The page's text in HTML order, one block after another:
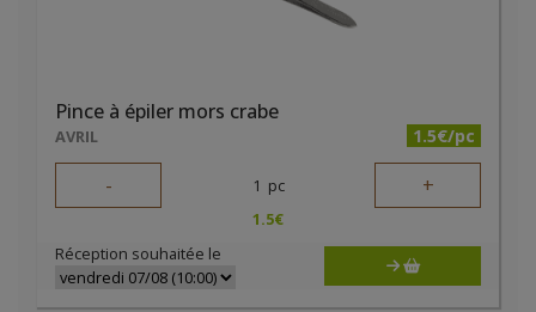
Pince à épiler mors crabe
AVRIL 1.5€/pc
- 1 pc +
1.5€
Réception souhaitée le